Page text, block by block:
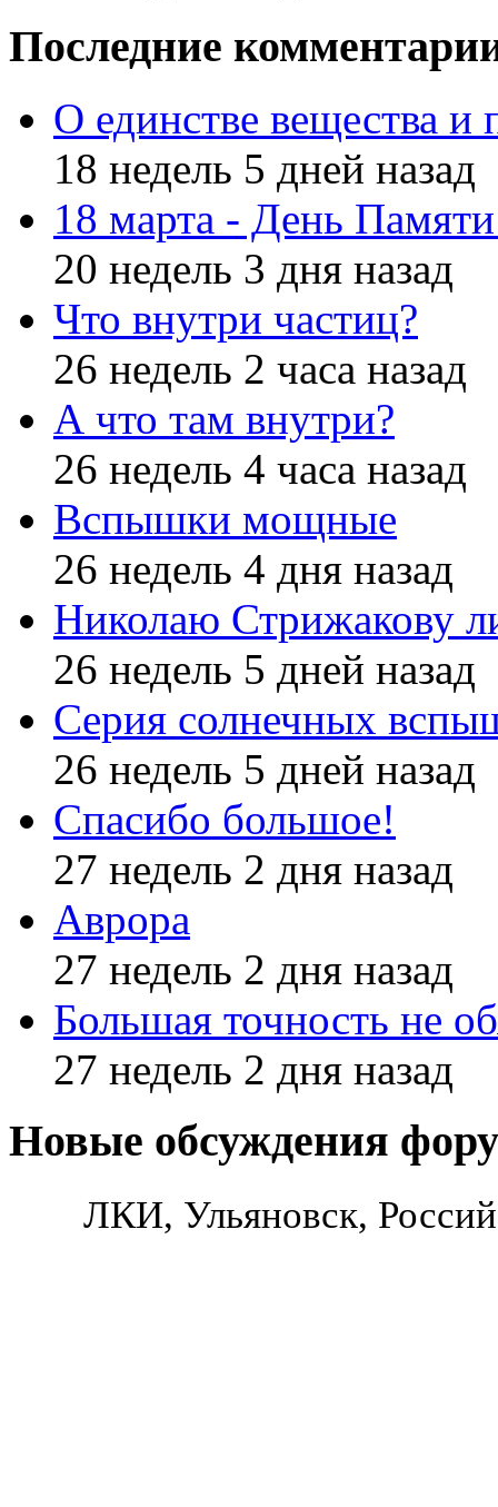
Последние
О единстве вещества и
18 недель 5 дней назад
18 марта - День
20 недель 3 дня назад
Что внутри частиц?
26 недель 2 часа назад
А что там внутри?
26 недель 4 часа назад
Вспышки мощные
26 недель 4 дня назад
Николаю Стрижакову
26 недель 5 дней назад
Серия солнечных
26 недель 5 дней назад
Спасибо большое!
27 недель 2 дня назад
Аврора
27 недель 2 дня назад
Большая точность не
27 недель 2 дня назад
Новые обсуждения
ЛКИ, Ульяновск,